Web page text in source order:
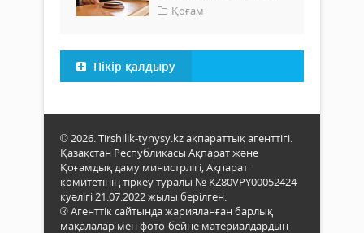
Қоғам
Пікір қалдыру
© 2026. Tirshilik-tynysy.kz ақпараттық агенттігі.
Қазақстан Республикасы Ақпарат және
Қоғамдық даму министрлігі, Ақпарат
комитетінің тіркеу туралы № KZ80VPY00052424
куәлігі 21.07.2022 жылы берілген.
® Агенттік сайтында жарияланған барлық
мақалалар мен фото-бейне материалдардың